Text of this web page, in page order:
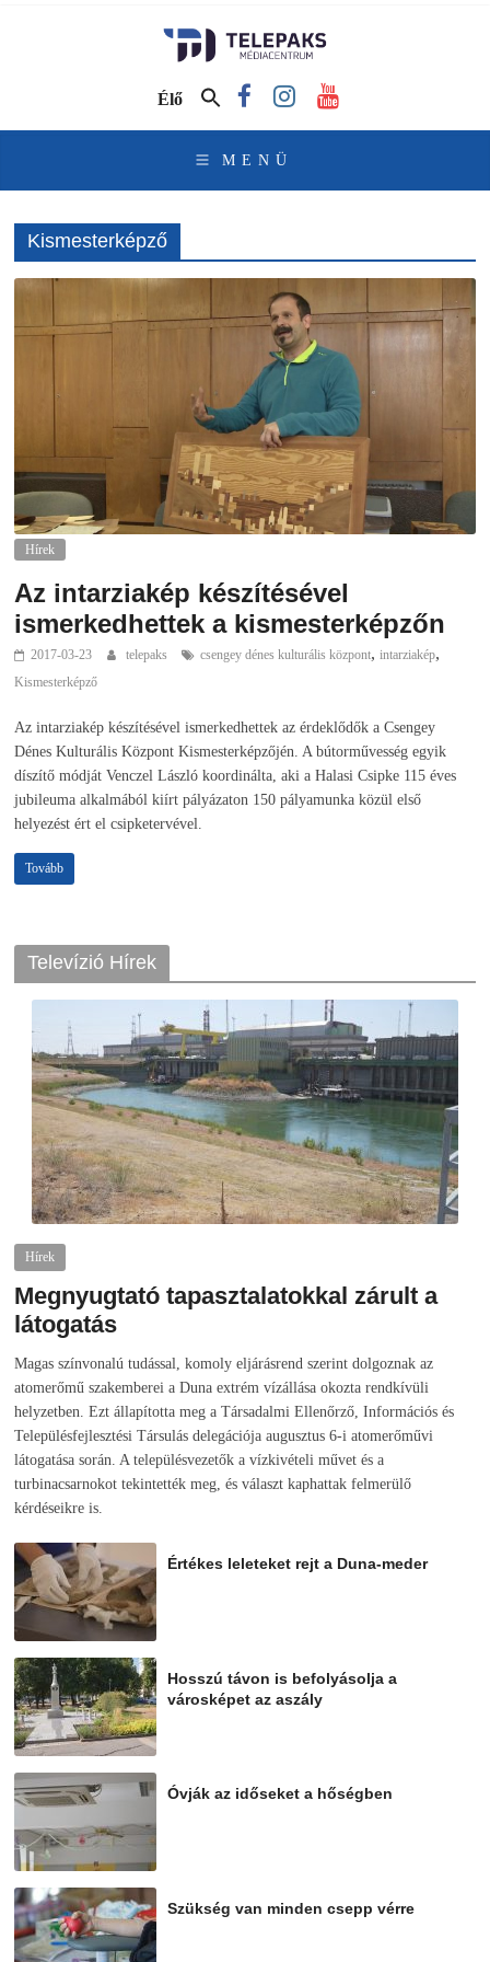
Médiacentrum
honlapja
Élő
Kismesterképző
Hírek
Az intarziakép készítésével
ismerkedhettek a kismesterképzőn
2017-03-23 telepaks csengey dénes kulturális központ,intarziakép,
Kismesterképző
Az intarziakép készítésével ismerkedhettek az érdeklődők a Csengey
Dénes Kulturális Központ Kismesterképzőjén. A bútorművesség egyik
díszítő módját Venczel László koordinálta, aki a Halasi Csipke 115 éves
jubileuma alkalmából kiírt pályázaton 150 pályamunka közül első
helyezést ért el csipketervével.
Tovább
Televízió Hírek
Hírek
Megnyugtató tapasztalatokkal zárult a
látogatás
Magas színvonalú tudással, komoly eljárásrend szerint dolgoznak az
atomerőmű szakemberei a Duna extrém vízállása okozta rendkívüli
helyzetben. Ezt állapította meg a Társadalmi Ellenőrző, Információs és
Településfejlesztési Társulás delegációja augusztus 6-i atomerőművi
látogatása során. A településvezetők a vízkivételi művet és a
turbinacsarnokot tekintették meg, és választ kaphattak felmerülő
kérdéseikre is.
Értékes leleteket rejt a Duna-meder
Hosszú távon is befolyásolja a
városképet az aszály
Óvják az időseket a hőségben
Szükség van minden csepp vérre